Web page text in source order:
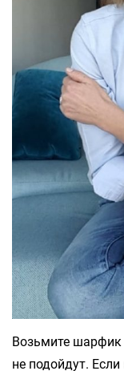
Возьмите шарфик
не подойдут.